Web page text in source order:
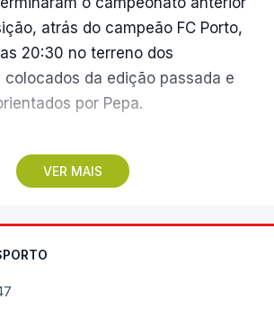
VER MAIS
atrás do campeão FC Porto,
20:30 no terreno dos
colocados da edição passada e
por Pepa.
do dia, o Marítimo, vencedor
o regresso à 'elite' após
do Casa Pia, formação que
manutenção no play-off.
na Reboleira e na Madeira, o